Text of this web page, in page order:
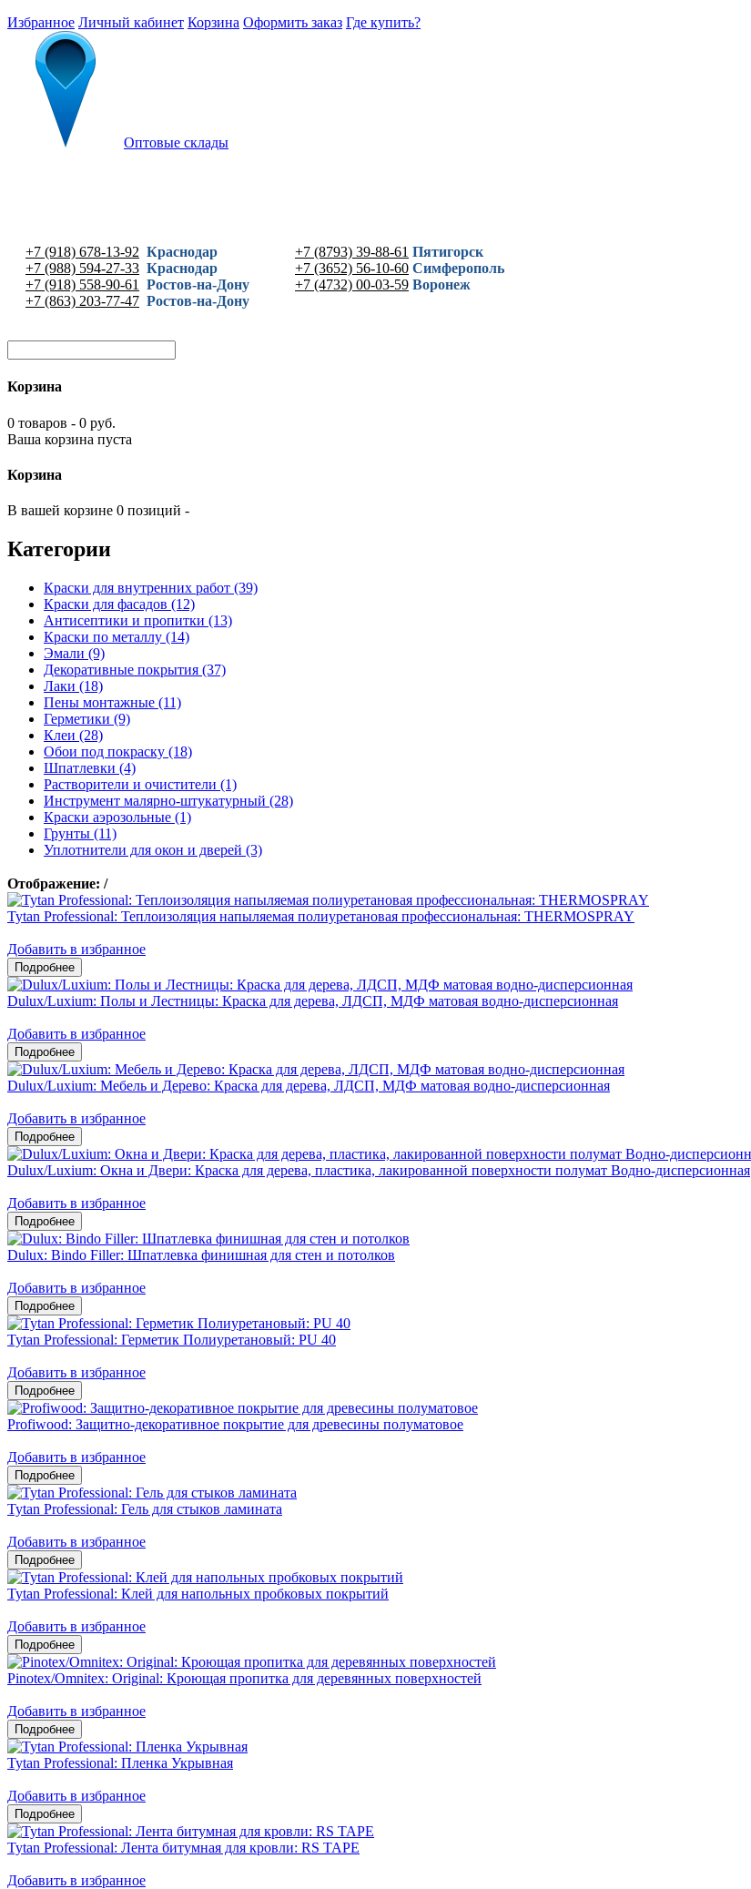
Избранное Личный кабинет Корзина Оформить заказ Где купить?
Оптовые склады
+7 (918) 678-13-92 Краснодар
+7 (988) 594-27-33 Краснодар
+7 (918) 558-90-61
Ростов-на-Дону
+7 (863) 203-77-47 Ростов-на-Дону
+7 (8793) 39-88-61 Пятигорск
+7 (3652) 56-10-60 Симферополь
+7 (4732) 00-03-59 Воронеж
Корзина
0 товаров - 0 руб.
Ваша корзина пуста
Корзина
В вашей корзине 0 позиций -
Категории
Краски для внутренних работ (39)
Краски для фасадов (12)
Антисептики и пропитки (13)
Краски по металлу (14)
Эмали (9)
Декоративные покрытия (37)
Лаки (18)
Пены монтажные (11)
Герметики (9)
Клеи (28)
Обои под покраску (18)
Шпатлевки (4)
Растворители и очистители (1)
Инструмент малярно-штукатурный (28)
Краски аэрозольные (1)
Грунты (11)
Уплотнители для окон и дверей (3)
Отображение: /
Tytan Professional: Теплоизоляция напыляемая полиуретановая профессиональная: THERMOSPRAY
Добавить в избранное
Dulux/Luxium: Полы и Лестницы: Краска для дерева, ЛДСП, МДФ матовая водно-дисперсионная
Добавить в избранное
Dulux/Luxium: Мебель и Дерево: Краска для дерева, ЛДСП, МДФ матовая водно-дисперсионная
Добавить в избранное
Dulux/Luxium: Окна и Двери: Краска для дерева, пластика, лакированной поверхности полумат Водно-дисперсионная
Добавить в избранное
Dulux: Bindo Filler: Шпатлевка финишная для стен и потолков
Добавить в избранное
Tytan Professional: Герметик Полиуретановый: PU 40
Добавить в избранное
Profiwood: Защитно-декоративное покрытие для древесины полуматовое
Добавить в избранное
Tytan Professional: Гель для стыков ламината
Добавить в избранное
Tytan Professional: Клей для напольных пробковых покрытий
Добавить в избранное
Pinotex/Omnitex: Original: Кроющая пропитка для деревянных поверхностей
Добавить в избранное
Tytan Professional: Пленка Укрывная
Добавить в избранное
Tytan Professional: Лента битумная для кровли: RS TAPE
Добавить в избранное